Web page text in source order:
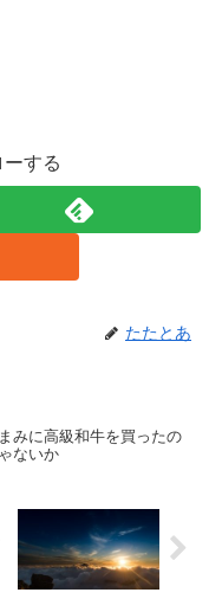
する
たたとあ
みに高級和牛を買ったの
ないか